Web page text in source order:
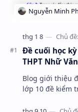
Đề cuối học
THPT Nhữ
Blog giới thiệu
lớp 10 đề kiểm